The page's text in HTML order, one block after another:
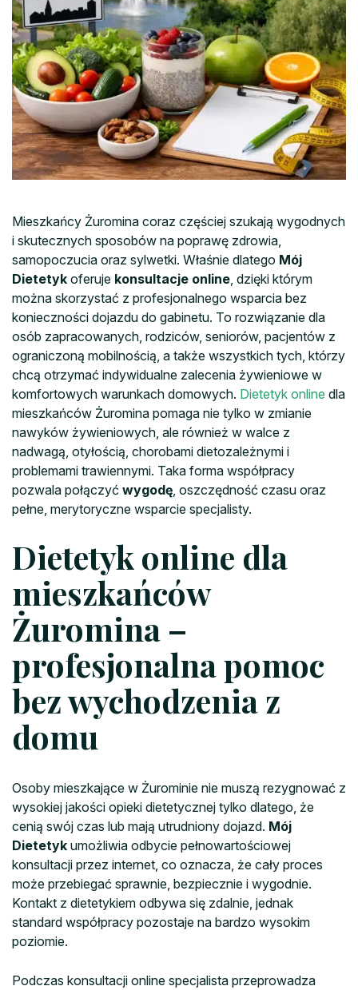
Mieszkańcy Żuromina coraz częściej szukają wygodnych
i skutecznych sposobów na poprawę zdrowia,
samopoczucia oraz sylwetki. Właśnie dlatego Mój
Dietetyk oferuje konsultacje online , dzięki którym
można skorzystać z profesjonalnego wsparcia bez
konieczności dojazdu do gabinetu. To rozwiązanie dla
osób zapracowanych, rodziców, seniorów, pacjentów z
ograniczoną mobilnością, a także wszystkich tych, którzy
chcą otrzymać indywidualne zalecenia żywieniowe w
komfortowych warunkach domowych. Dietetyk online dla
mieszkańców Żuromina pomaga nie tylko w zmianie
nawyków żywieniowych, ale również w walce z
nadwagą, otyłością, chorobami dietozależnymi i
problemami trawiennymi. Taka forma współpracy
pozwala połączyć wygodę , oszczędność czasu oraz
pełne, merytoryczne wsparcie specjalisty.
Dietetyk online dla
mieszkańców
Żuromina –
profesjonalna pomoc
bez wychodzenia z
domu
Osoby mieszkające w Żurominie nie muszą rezygnować z
wysokiej jakości opieki dietetycznej tylko dlatego, że
cenią swój czas lub mają utrudniony dojazd. Mój
Dietetyk umożliwia odbycie pełnowartościowej
konsultacji przez internet, co oznacza, że cały proces
może przebiegać sprawnie, bezpiecznie i wygodnie.
Kontakt z dietetykiem odbywa się zdalnie, jednak
standard współpracy pozostaje na bardzo wysokim
poziomie.
Podczas konsultacji online specjalista przeprowadza